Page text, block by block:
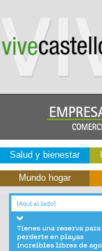
Salud y bienestar
Mundo hogar